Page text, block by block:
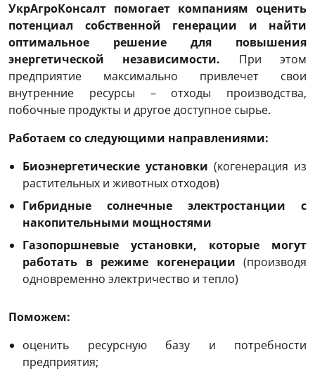
УкрАгроКонсалт помогает компаниям оценить
потенциал собственной генерации и найти
оптимальное решение для повышения
энергетической независимости. При этом
предприятие максимально привлечет свои
внутренние ресурсы – отходы производства,
побочные продукты и другое доступное сырье.
Работаем со следующими направлениями:
​Биоэнергетические установки (когенерация из
растительных и животных отходов)
Гибридные солнечные электростанции с
накопительными мощностями
Газопоршневые установки, которые могут
работать в режиме когенерации (производя
одновременно электричество и тепло)
Поможем:
оценить ресурсную базу и потребности
предприятия;